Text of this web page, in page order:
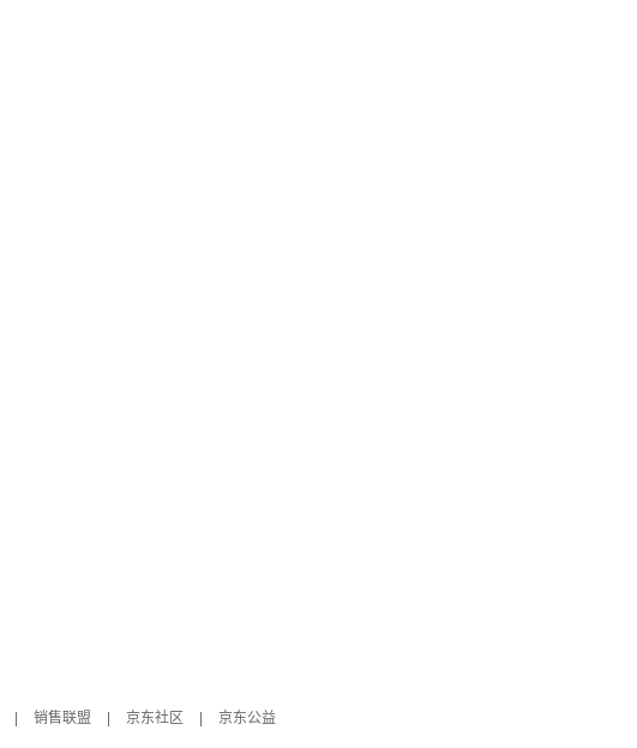
销售联盟 京东社区
京东公益